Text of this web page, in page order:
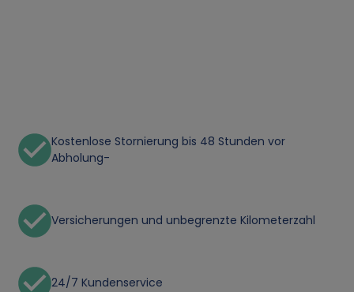
Kostenlose Stornierung bis 48 Stunden vor
Abholung-
Versicherungen und unbegrenzte Kilometerzahl
24/7 Kundenservice